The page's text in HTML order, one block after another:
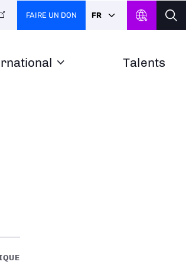
Talents
FAIRE UN DON FR